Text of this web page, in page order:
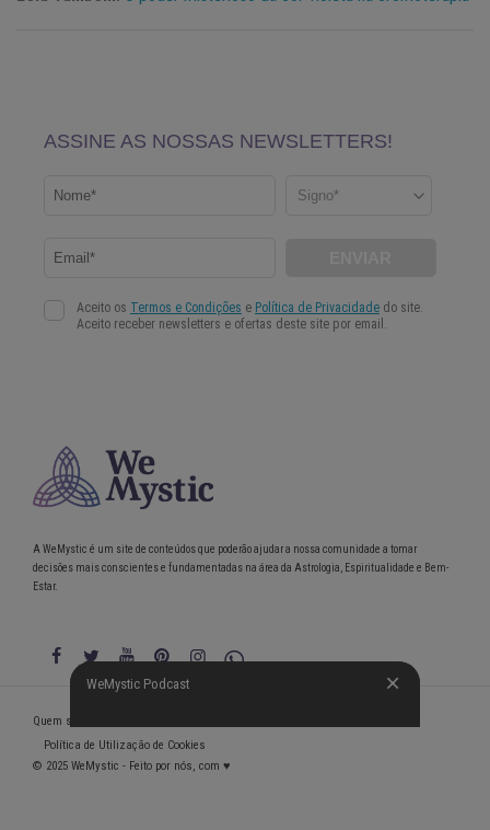
WeMystic Podcast
A WeMystic é um site de conteúdos que poderão ajudar a nossa comunidade a tomar
decisões mais conscientes e fundamentadas na área da Astrologia, Espiritualidade e Bem-
Estar.
WeMystic Podcast
Quem somos
Política de Utilização de Cookies
© 2025 WeMystic - Feito por nós, com ♥